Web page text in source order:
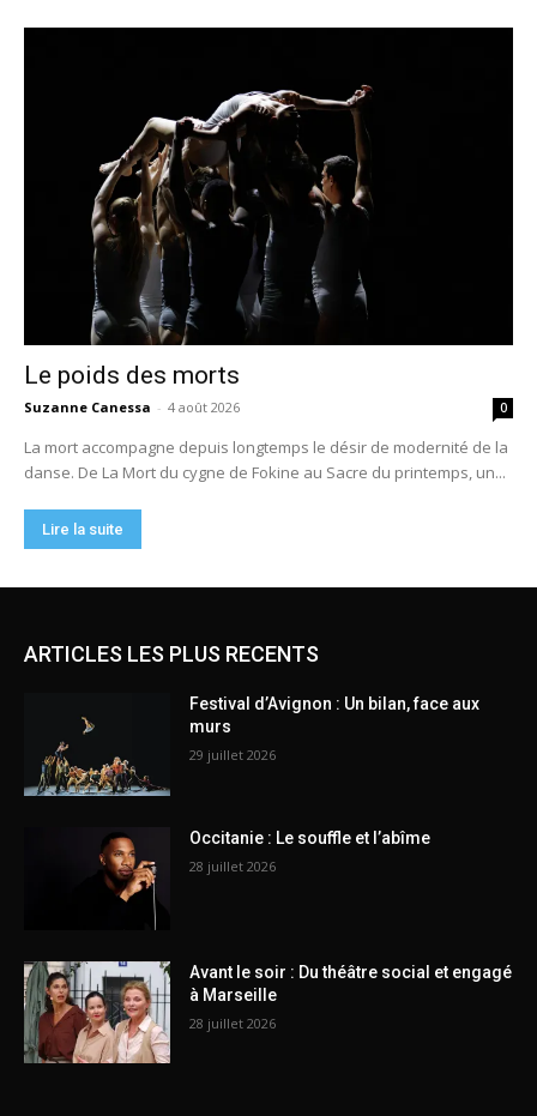
ARTICLES LES PLUS RECENTS
Festival d’Avignon : Un bilan, face aux
murs
29 juillet 2026
Occitanie : Le souffle et l’abîme
28 juillet 2026
Avant le soir : Du théâtre social et engagé
à Marseille
28 juillet 2026